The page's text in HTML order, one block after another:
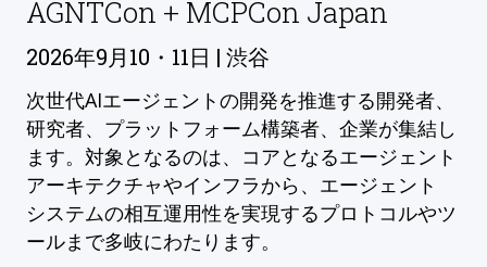
AGNTCon + MCPCon Japan
2026年9月10・11日 | 渋谷
次世代AIエージェントの開発を推進する開発者、
研究者、プラットフォーム構築者、企業が集結し
ます。対象となるのは、コアとなるエージェント
アーキテクチャやインフラから、エージェント
システムの相互運用性を実現するプロトコルやツ
ールまで多岐にわたります。